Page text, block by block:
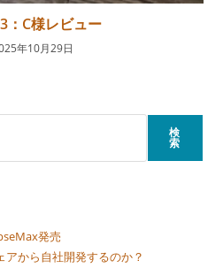
：C様レビュー
年10月29日
検
索
発売
から自社開発するのか？